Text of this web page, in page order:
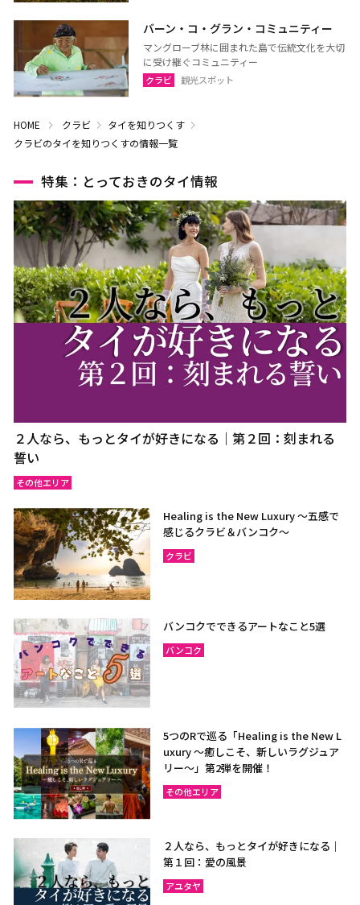
バーン・コ・グラン・コミュニティー
マングローブ林に囲まれた島で伝統文化を大切
に受け継ぐコミュニティー
クラビ 観光スポット
HOME クラビ
タイを知りつくす
クラビのタイを知りつくすの情報一覧
特集：とっておきのタイ情報
２人なら、もっとタイが好きになる｜第２回：刻まれる
誓い
その他エリア
Healing is the New Luxury ～五感で
感じるクラビ＆バンコク～
クラビ
バンコクでできるアートなこと5選
バンコク
5つのRで巡る「Healing is the New L
uxury ～癒しこそ、新しいラグジュア
リー〜」第2弾を開催！
その他エリア
２人なら、もっとタイが好きになる｜
第１回：愛の風景
アユタヤ